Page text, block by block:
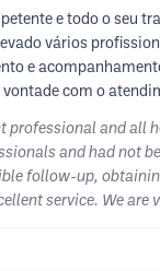
e todo o seu
vários
e
vontade com o
professional and all
and had not
follow-up,
service. We are